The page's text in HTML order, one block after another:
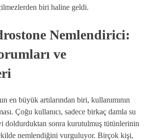
biri haline geldi.
Nemlendirici:
ve
en büyük artılarından biri, kullanımının
Çoğu kullanıcı, sadece birkaç damla su
doldurduktan sonra kurutulmuş tütünlerinin
nemlendiğini vurguluyor. Birçok kişi,